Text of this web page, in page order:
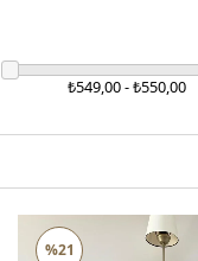
₺549,00 - ₺550,00
%21